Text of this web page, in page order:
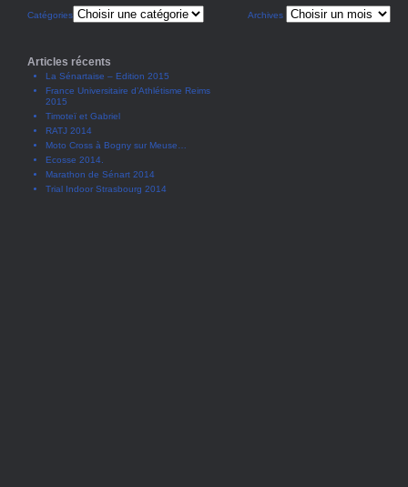
Catégories
Articles récents
La Sénartaise – Edition 2015
France Universitaire d’Athlétisme Reims
2015
Timoteï et Gabriel
RATJ 2014
Moto Cross à Bogny sur Meuse…
Ecosse 2014.
Marathon de Sénart 2014
Trial Indoor Strasbourg 2014
Archives